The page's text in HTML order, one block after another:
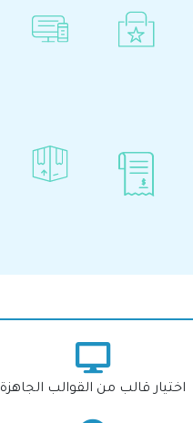
اختيار قالب من القوالب الجاهزة